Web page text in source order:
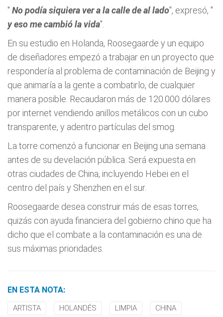
" No podía siquiera ver a la calle de al lado", expresó, "
y eso me cambió la vida".
En su estudio en Holanda, Roosegaarde y un equipo
de diseñadores empezó a trabajar en un proyecto que
respondería al problema de contaminación de Beijing y
que animaría a la gente a combatirlo, de cualquier
manera posible. Recaudaron más de 120.000 dólares
por internet vendiendo anillos metálicos con un cubo
transparente, y adentro partículas del smog.
La torre comenzó a funcionar en Beijing una semana
antes de su develación pública. Será expuesta en
otras ciudades de China, incluyendo Hebei en el
centro del país y Shenzhen en el sur.
Roosegaarde desea construir más de esas torres,
quizás con ayuda financiera del gobierno chino que ha
dicho que el combate a la contaminación es una de
sus máximas prioridades.
EN ESTA NOTA:
ARTISTA HOLANDÉS LIMPIA CHINA